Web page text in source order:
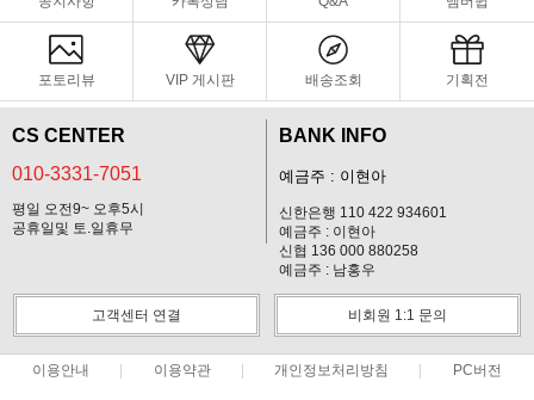
포토리뷰 VIP 게시판 배송조회 기획전
CS CENTER
010-3331-7051
평일 오전9~ 오후5시
공휴일및 토.일휴무
BANK INFO
예금주 : 이현아
신한은행 110 422 934601
예금주 : 이현아
신협 136 000 880258
예금주 : 남홍우
고객센터 연결 비회원 1:1 문의
이용안내 이용약관 개인정보처리방침 PC버전